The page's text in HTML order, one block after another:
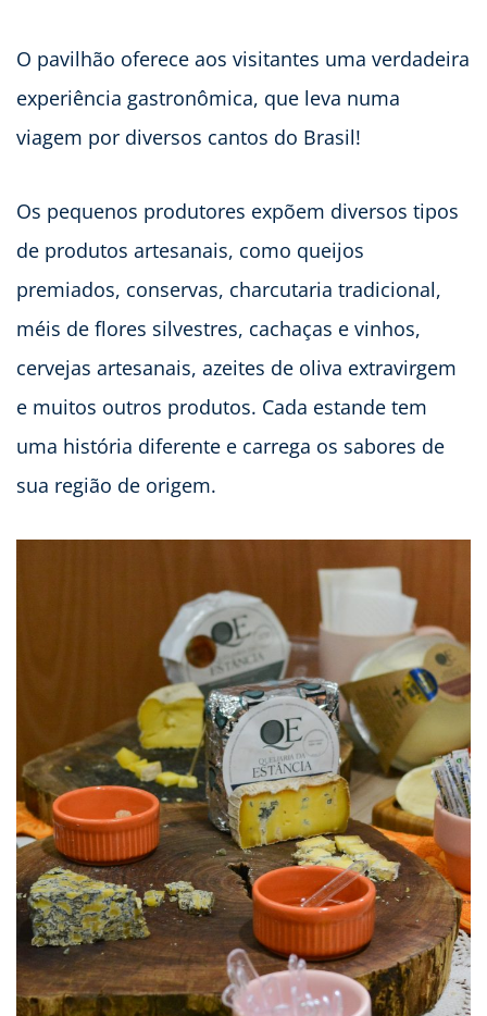
O pavilhão oferece aos visitantes uma verdadeira
experiência gastronômica, que leva numa
viagem por diversos cantos do Brasil!
Os pequenos produtores expõem diversos tipos
de produtos artesanais, como queijos
premiados, conservas, charcutaria tradicional,
méis de flores silvestres, cachaças e vinhos,
cervejas artesanais, azeites de oliva extravirgem
e muitos outros produtos. Cada estande tem
uma história diferente e carrega os sabores de
sua região de origem.